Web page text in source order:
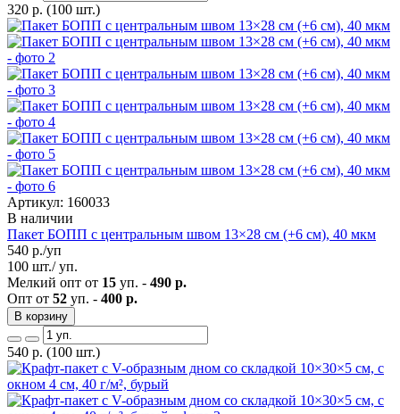
320 р. (100 шт.)
Артикул: 160033
В наличии
Пакет БОПП с центральным швом 13×28 см (+6 см), 40 мкм
540 р./уп
100 шт./ уп.
Мелкий опт от 15 уп. - 490 р.
Опт от 52 уп. - 400 р.
В корзину
540 р. (100 шт.)